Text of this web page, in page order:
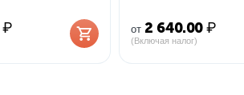
₽ от 2 640.00₽
(Включая налог)